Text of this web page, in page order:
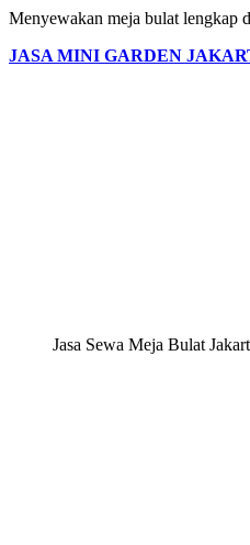
Menyewakan meja bulat lengkap
JASA MINI GARDEN
Jasa Sewa Meja Bulat